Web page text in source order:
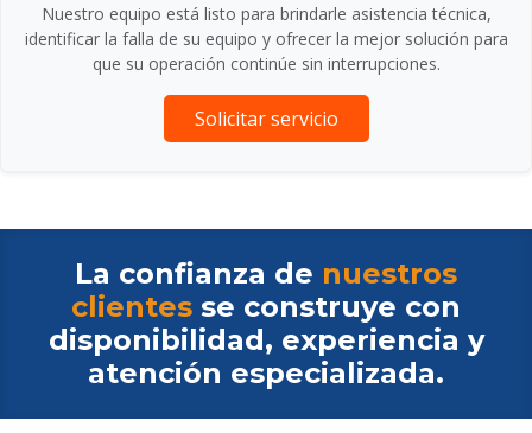
Nuestro equipo está listo para brindarle asistencia técnica,
identificar la falla de su equipo y ofrecer la mejor solución para
que su operación continúe sin interrupciones.
Solicitar servicio
La confianza de nuestros
clientes se construye con
disponibilidad, experiencia y
atención especializada.